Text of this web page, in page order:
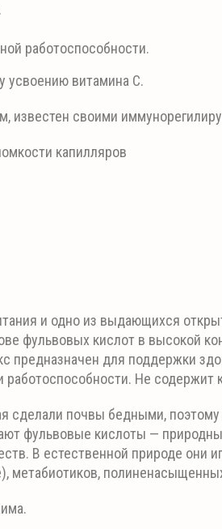
работоспособности.
усвоению витамина С.
известен своими
капилляров
и одно из выдающихся
фульвовых кислот в высокой
предназначен для поддержки
Не содержит
сделали почвы бедными,
фульвовые кислоты —
В естественной природе они
метабиотиков,